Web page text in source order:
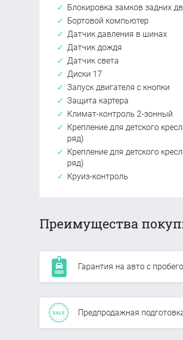
Блокировка замков задних
Бортовой компьютер
Датчик давления в шинах
Датчик дождя
Датчик света
Диски 17
Запуск двигателя с кнопки
Защита картера
Климат-контроль 2-зонный
Крепление для детского
ряд)
Крепление для детского
ряд)
Круиз-контроль
Преимущества
Гарантия на авто с
Предпродажная